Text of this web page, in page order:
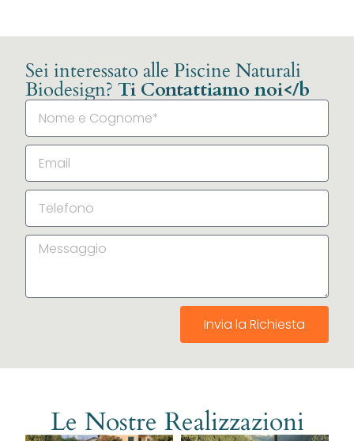
Sei interessato alle Piscine Naturali
Biodesign? Ti Contattiamo noi</b
Invia la Richiesta
Le Nostre Realizzazioni